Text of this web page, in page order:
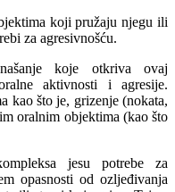
koji pružaju njegu ili
za agresivnošću.
koje otkriva ovaj
aktivnosti i agresije.
kao što je, grizenje (nokata,
oralnim objektima (kao što
jesu potrebe za
opasnosti od ozljeđivanja